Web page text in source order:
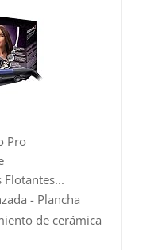
Pro
Flotantes...
- Plancha
de cerámica